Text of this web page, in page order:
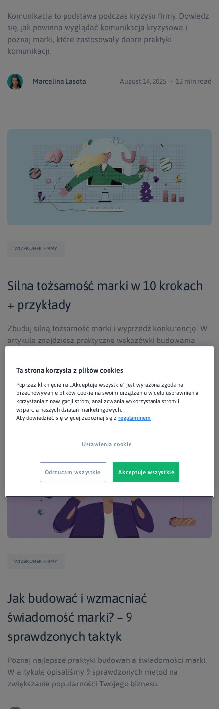
Komunikacja to podstawa podczas kryzysu firmy. Dowiedz
się, jak powinna wyglądać komunikacja kryzysowa i
poznaj marki, które zastosowały dobre praktyki
komunikacji.
Marcelina Lasota August 14, 2025 ・ 13 min read
WIZERUNEK FIRMY
Silna tożsamość marki w 10 krokach
+ przykłady
Zbuduj silną tożsamość marki i wyprzedź konkurencję! W
artykule znajdziesz praktyczne wskazówki budowania
Agnieszka Wolanin Mar 18, 2024 ・ 16 min read
WIZERUNEK FIRMY
Jak budować i wzmacniać
świadomość marki? – 9
sprawdzonych taktyk
Poznaj najlepsze praktyki budowania świadomości marki.
W artykule opisaliśmy 9 sprawdzonych metod na
zwiększanie popularności Twojego biznesu.
Ta strona korzysta z plików cookies
Poprzez kliknięcie na „Akceptuje wszystkie" jest wyrażona zgoda na
przechowywanie plików cookie na swoim urządzeniu w celu usprawnienia
korzystania z nawigacji strony, analizowania wykorzystania strony i
wsparcia naszych działań marketingowych.
Aby dowiedzieć się więcej zapoznaj się zregulaminem
Ustawienia cookie
Odrzucam wszystkie Akceptuje wszystkie